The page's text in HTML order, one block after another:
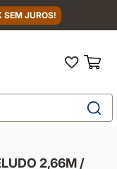
SEM JUROS!
2,66M /